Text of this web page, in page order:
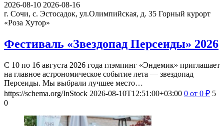
2026-08-10 2026-08-16
г. Сочи, с. Эстосадок, ул.Олимпийская, д. 35 Горный курорт
«Роза Хутор»
Фестиваль «Звездопад Персеиды» 2026
С 10 по 16 августа 2026 года глэмпинг «Эндемик» приглашает
на главное астрономическое событие лета — звездопад
Персеиды. Мы выбрали лучшее место…
https://schema.org/InStock 2026-08-10T12:51:00+03:00 0 от 0 ₽ 5
0